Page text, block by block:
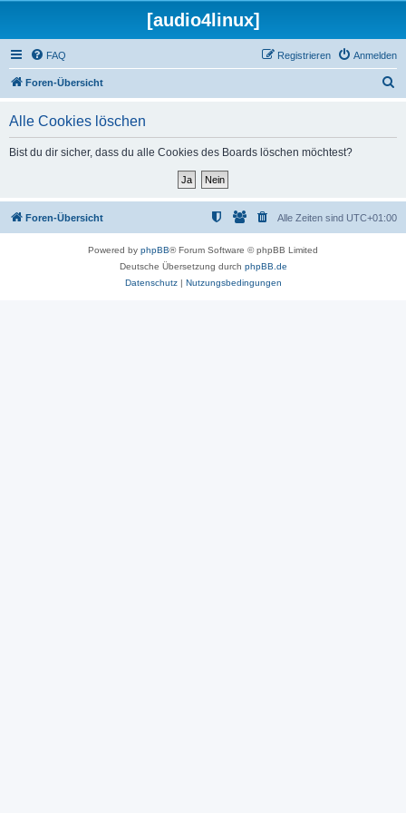
[audio4linux]
FAQ Anmelden
Registrieren
Foren-Übersicht
Alle Cookies löschen
Bist du dir sicher, dass du alle Cookies des Boards löschen möchtest?
Foren-Übersicht Alle Zeiten sind UTC+01:00
Powered by phpBB® Forum Software © phpBB Limited
Deutsche Übersetzung durch phpBB.de
Datenschutz| Nutzungsbedingungen